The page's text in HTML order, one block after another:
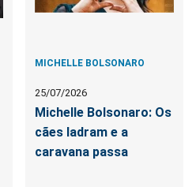
MICHELLE BOLSONARO
25/07/2026
Michelle Bolsonaro: Os
cães ladram e a
caravana passa